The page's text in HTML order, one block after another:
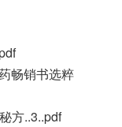
畅销书选粹
方..3..pdf